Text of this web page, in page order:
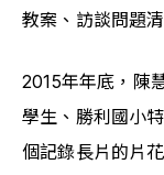
教案、訪談問題
2015年年底，陳
學生、勝利國小
個記錄長片的片